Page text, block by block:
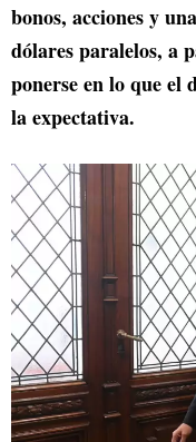
bonos, acciones y
dólares paralelos, a
ponerse en lo que el
la expectativa.